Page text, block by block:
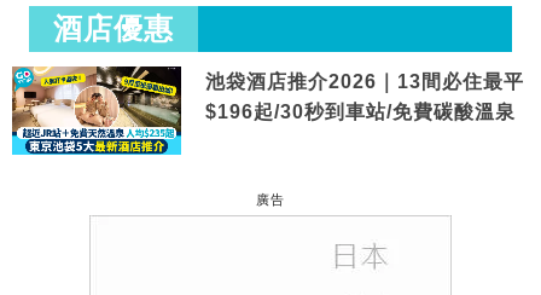
酒店優惠
池袋酒店推介2026｜13間必住最平
$196起/30秒到車站/免費碳酸溫泉
廣告